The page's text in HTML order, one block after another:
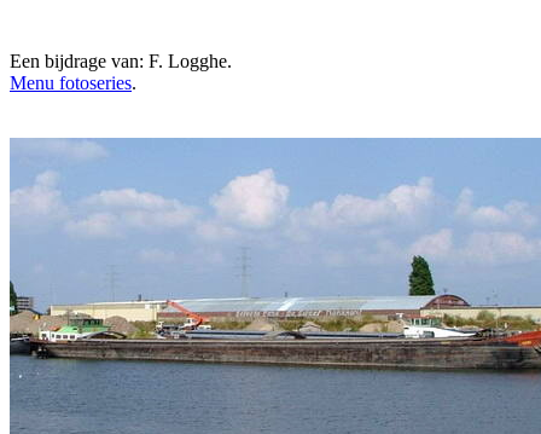
Een bijdrage van: F. Logghe.
Menu fotoseries.